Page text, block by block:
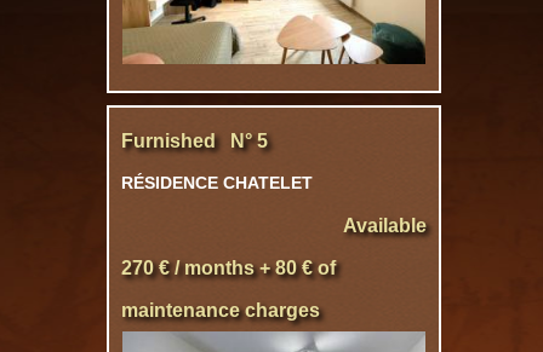
Furnished N° 5
RÉSIDENCE CHATELET
Available
270 € / months + 80 € of
maintenance charges